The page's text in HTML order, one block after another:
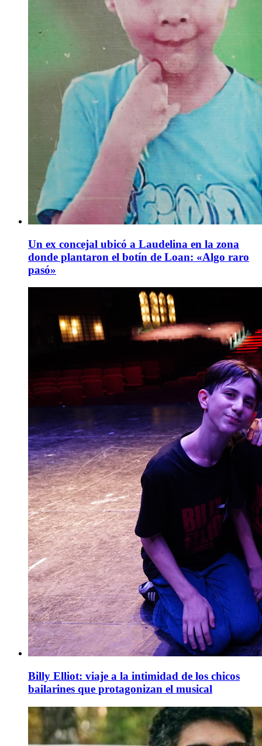
Un ex concejal ubicó a Laudelina en la zona
donde plantaron el botín de Loan: «Algo raro
pasó»
Billy Elliot: viaje a la intimidad de los chicos
bailarines que protagonizan el musical